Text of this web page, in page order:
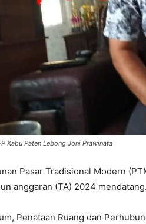
Kabu Paten Lebong Joni Prawinata
Pasar Tradisional Modern
anggaran (TA) 2024
Penataan Ruang dan